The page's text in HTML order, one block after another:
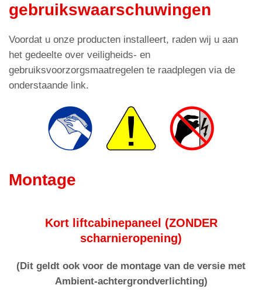
gebruikswaarschuwingen
Voordat u onze producten installeert, raden wij u aan
het gedeelte over veiligheids- en
gebruiksvoorzorgsmaatregelen te raadplegen via de
onderstaande link.
Montage
Kort liftcabinepaneel (ZONDER
scharnieropening)
(Dit geldt ook voor de montage van de versie met
Ambient-achtergrondverlichting)